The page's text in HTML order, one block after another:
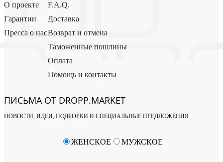
О проекте
Гарантии
Пресса о нас
F.A.Q.
Доставка
Возврат и отмена
Таможенные пошлины
Оплата
Помощь и контакты
ПИСЬМА ОТ DROPP.MARKET
НОВОСТИ, ИДЕИ, ПОДБОРКИ И СПЕЦИАЛЬНЫЕ ПРЕДЛОЖЕНИЯ
ЖЕНСКОЕ МУЖСКОЕ